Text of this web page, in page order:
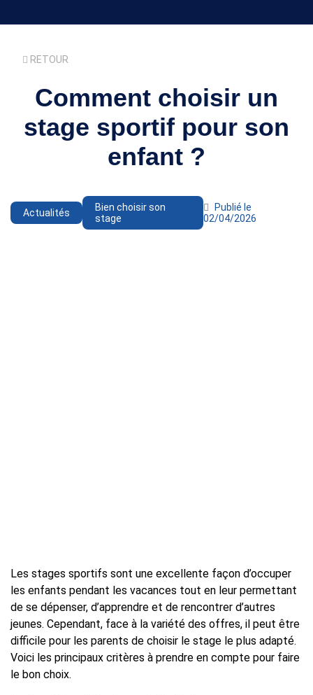
RETOUR
Comment choisir un
stage sportif pour son
enfant ?
Actualités
Bien choisir son
stage
Publié le
02/04/2026
Les stages sportifs sont une excellente façon d’occuper
les enfants pendant les vacances tout en leur permettant
de se dépenser, d’apprendre et de rencontrer d’autres
jeunes. Cependant, face à la variété des offres, il peut être
difficile pour les parents de choisir le stage le plus adapté.
Voici les principaux critères à prendre en compte pour faire
le bon choix.